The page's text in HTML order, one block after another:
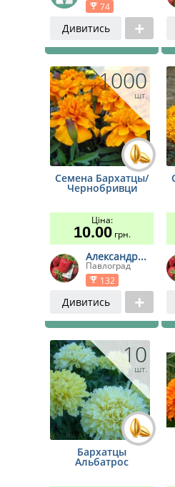
74
Дивитись
1000
шт.
Семена Бархатцы/
Чернобривци
Ціна:
10.00грн.
Александр...
Павлоград
132
Дивитись
10
шт.
Бархатцы
Альбатрос